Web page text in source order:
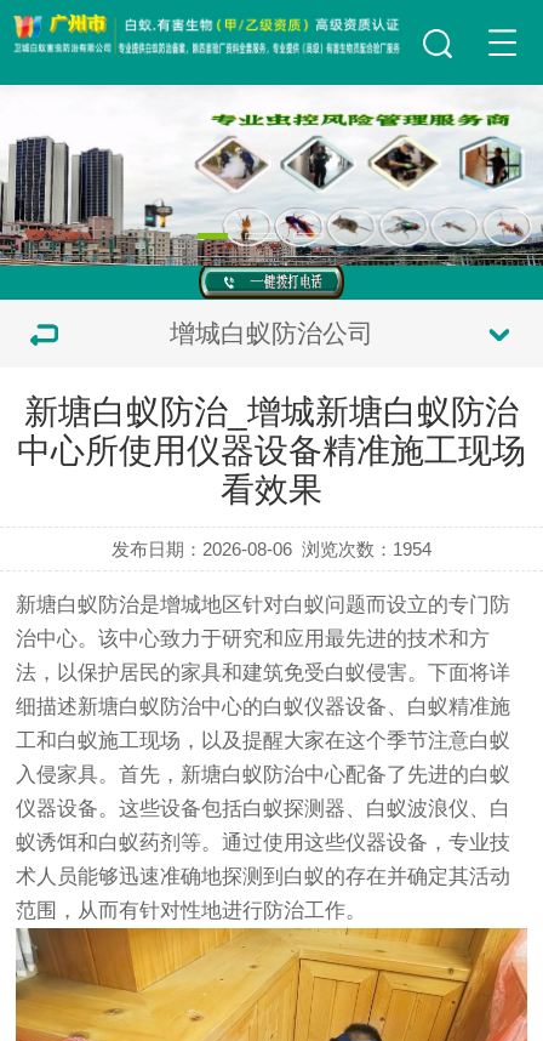
增城白蚁防治公司
新塘白蚁防治_增城新塘白蚁防治
中心所使用仪器设备精准施工现场
看效果
发布日期：2026-08-06 浏览次数： 1954
新塘白蚁防治是增城地区针对白蚁问题而设立的专门防
治中心。该中心致力于研究和应用最先进的技术和方
法，以保护居民的家具和建筑免受白蚁侵害。下面将详
细描述新塘白蚁防治中心的白蚁仪器设备、白蚁精准施
工和白蚁施工现场，以及提醒大家在这个季节注意白蚁
入侵家具。首先，新塘白蚁防治中心配备了先进的白蚁
仪器设备。这些设备包括白蚁探测器、白蚁波浪仪、白
蚁诱饵和白蚁药剂等。通过使用这些仪器设备，专业技
术人员能够迅速准确地探测到白蚁的存在并确定其活动
范围，从而有针对性地进行防治工作。